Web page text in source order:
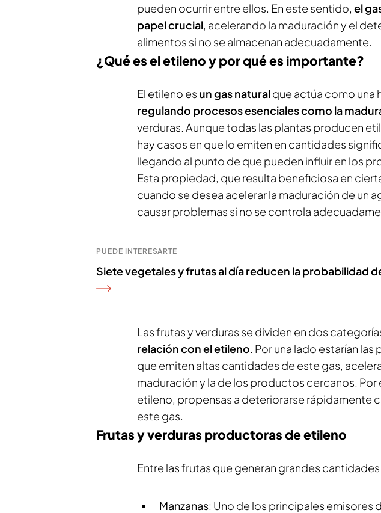
pueden ocurrir entre ellos. En este sentido, el
papel crucial, acelerando la maduración y el
alimentos si no se almacenan adecuadamente.
¿Qué es el etileno y por qué es importante?
El etileno es un gas naturalque actúa como una
regulando procesos esenciales como la
verduras. Aunque todas las plantas producen
hay casos en que lo emiten en cantidades
llegando al punto de que pueden influir en los
Esta propiedad, que resulta beneficiosa en
cuando se desea acelerar la maduración de un
causar problemas si no se controla
PUEDE INTERESARTE
Siete vegetales y frutas al día reducen la probabilidad
Las frutas y verduras se dividen en dos
relación con el etileno. Por una lado estarían
que emiten altas cantidades de este gas,
maduración y la de los productos cercanos. Por
etileno, propensas a deteriorarse rápidamente
este gas.
Frutas y verduras productoras de etileno
Entre las frutas que generan grandes
Manzanas: Uno de los principales emisores